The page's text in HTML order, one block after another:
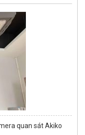
quan sát Akiko